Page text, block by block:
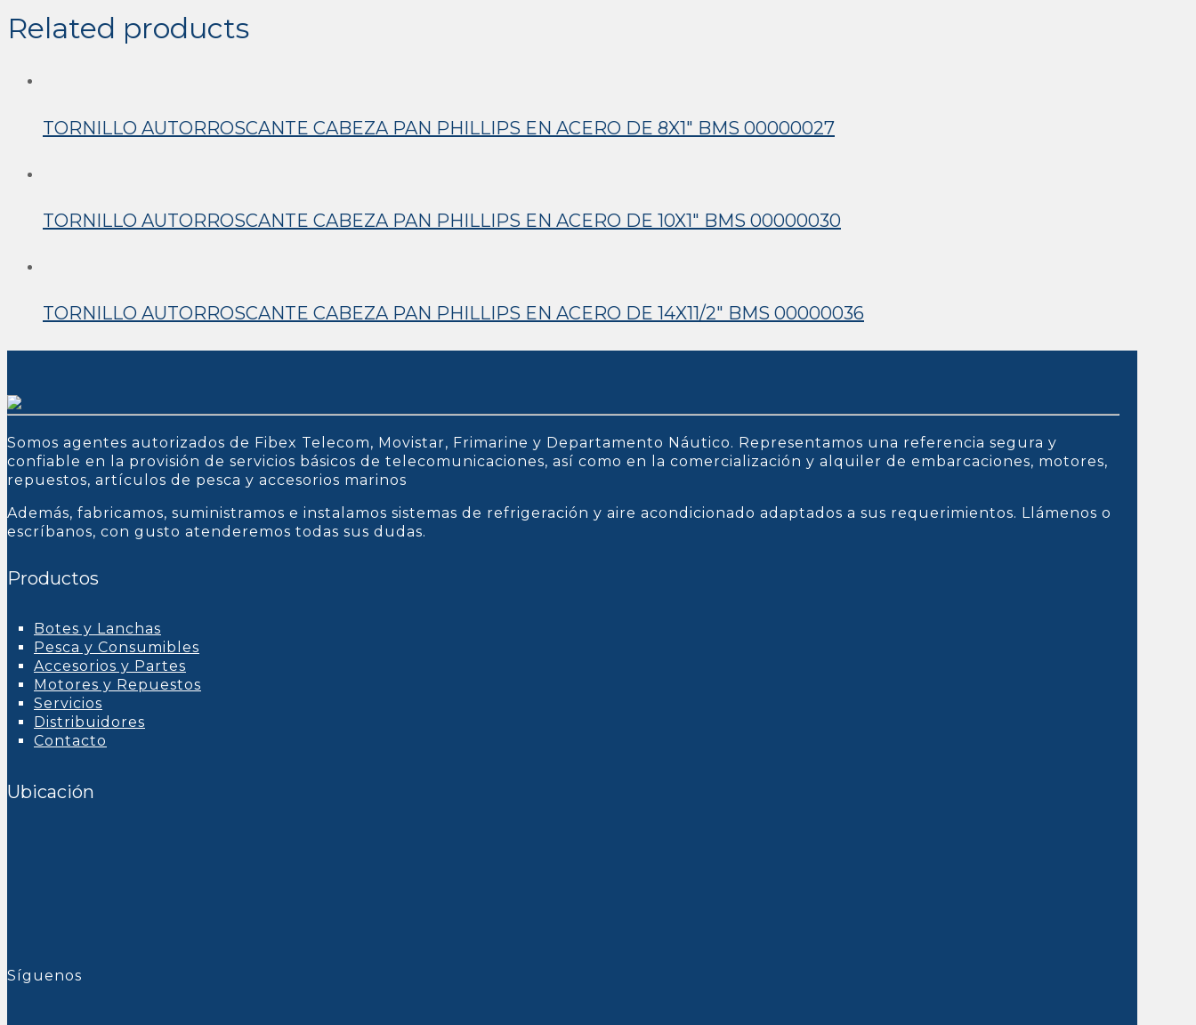
Related products
TORNILLO AUTORROSCANTE CABEZA PAN PHILLIPS EN ACERO DE 8X1″ BMS 00000027
TORNILLO AUTORROSCANTE CABEZA PAN PHILLIPS EN ACERO DE 10X1″ BMS 00000030
TORNILLO AUTORROSCANTE CABEZA PAN PHILLIPS EN ACERO DE 14X11/2″ BMS 00000036
Somos agentes autorizados de Fibex Telecom, Movistar, Frimarine y Departamento Náutico. Representamos una referencia segura y
confiable en la provisión de servicios básicos de telecomunicaciones, así como en la comercialización y alquiler de embarcaciones, motores,
repuestos, artículos de pesca y accesorios marinos
Además, fabricamos, suministramos e instalamos sistemas de refrigeración y aire acondicionado adaptados a sus requerimientos. Llámenos o
escríbanos, con gusto atenderemos todas sus dudas.
Productos
Botes y Lanchas
Pesca y Consumibles
Accesorios y Partes
Motores y Repuestos
Servicios
Distribuidores
Contacto
Ubicación
Síguenos